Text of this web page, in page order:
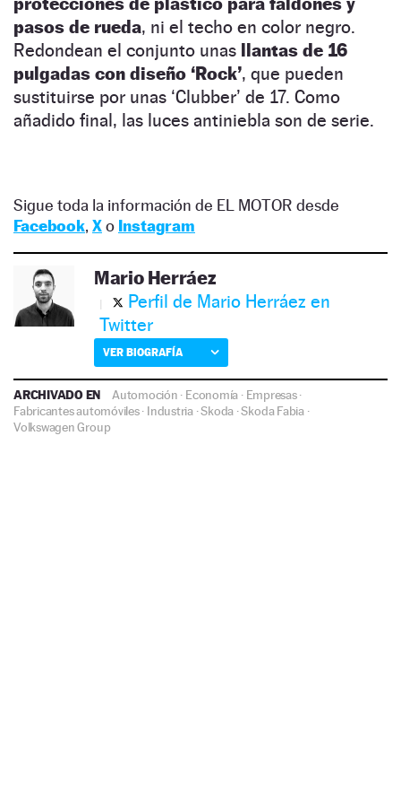
pasos de rueda, ni el techo en color negro.
Redondean el conjunto unas llantas de 16
pulgadas con diseño ‘Rock’, que pueden
sustituirse por unas ‘Clubber’ de 17. Como
añadido final, las luces antiniebla son de serie.
Sigue toda la información de EL MOTOR desde
Facebook, Xo Instagram
Mario Herráez
Perfil de Mario Herráez en
Twitter
VER BIOGRAFÍA
ARCHIVADO EN Automoción · Economía · Empresas·
Fabricantes automóviles· Industria·Skoda ·Skoda Fabia·
Volkswagen Group